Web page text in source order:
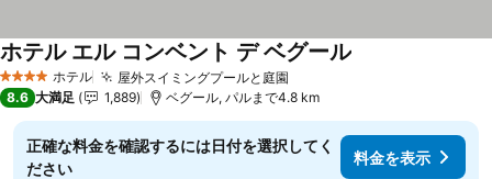
4 ホテルのランク
ホテル 屋外スイミングプールと庭園
ホテル エル コンベント デ ベグール
8.6 大満足 1,889 ベグール, パルまで4.8 km
正確な料金を確認するには日付を選択してく
ださい
料金を表示